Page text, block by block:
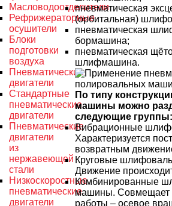
Масловодоотделители
Рефрижераторные
осушители
Блоки
подготовки
воздуха
Пневматические
двигатели
Стандартные
пневматические
двигатели
Пневматические
двигатели
из
нержавеющей
стали
Низкоскоростные
пневматические
двигатели
пневматическая
(орбитальная)
пневматическая
бормашина;
пневматическая
шлифмашина.
По типу
машины можно
следующие группы:
Вибрационные
Характеризуется
возвратным
Круговые
Движение
Комбинированные
машины. Совмещает
работы – осевое